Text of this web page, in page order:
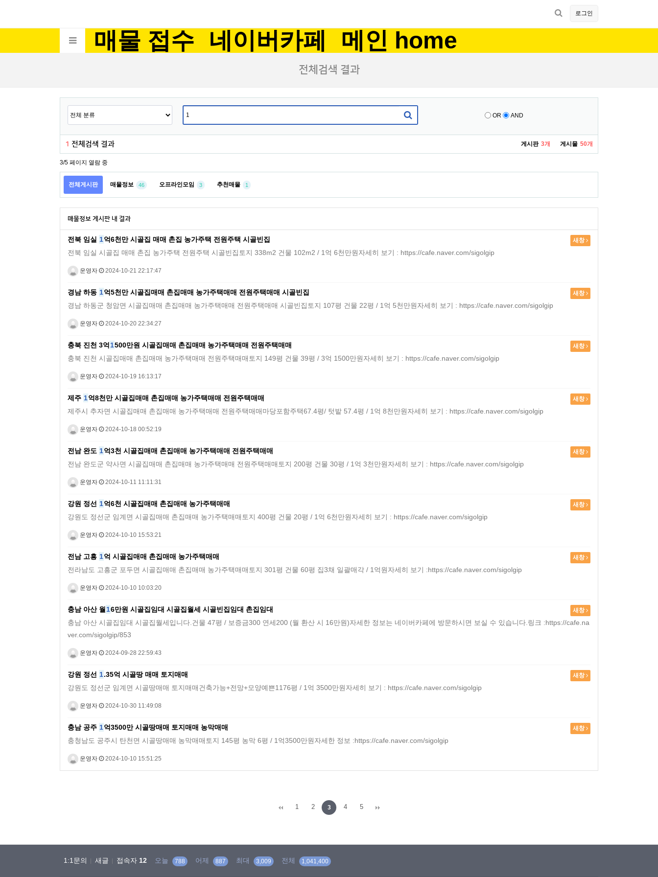
로그인
매물 접수 네이버카페 메인 home
전체검색 결과
OR AND
1 전체검색 결과 게시판 3개 게시물 50개
3/5 페이지 열람 중
전체게시판 매물정보 46 오프라인모임 3 추천매물 1
매물정보 게시판 내 결과
전북 임실 1억6천만 시골집 매매 촌집 농가주택 전원주택 시골빈집 새창
전북 임실 시골집 매매 촌집 농가주택 전원주택 시골빈집토지 338m2 건물 102m2 / 1억 6천만원자세히 보기 : https://cafe.naver.com/sigolgip
운영자 2024-10-21 22:17:47
경남 하동 1억5천만 시골집매매 촌집매매 농가주택매매 전원주택매매 시골빈집 새창
경남 하동군 청암면 시골집매매 촌집매매 농가주택매매 전원주택매매 시골빈집토지 107평 건물 22평 / 1억 5천만원자세히 보기 : https://cafe.naver.com/sigolgip
운영자 2024-10-20 22:34:27
충북 진천 3억 1500만원 시골집매매 촌집매매 농가주택매매 전원주택매매 새창
충북 진천 시골집매매 촌집매매 농가주택매매 전원주택매매토지 149평 건물 39평 / 3억 1500만원자세히 보기 : https://cafe.naver.com/sigolgip
운영자 2024-10-19 16:13:17
제주 1억8천만 시골집매매 촌집매매 농가주택매매 전원주택매매 새창
제주시 추자면 시골집매매 촌집매매 농가주택매매 전원주택매매마당포함주택67.4평/ 텃밭 57.4평 / 1억 8천만원자세히 보기 : https://cafe.naver.com/sigolgip
운영자 2024-10-18 00:52:19
전남 완도 1억3천 시골집매매 촌집매매 농가주택매매 전원주택매매 새창
전남 완도군 약사면 시골집매매 촌집매매 농가주택매매 전원주택매매토지 200평 건물 30평 / 1억 3천만원자세히 보기 : https://cafe.naver.com/sigolgip
운영자 2024-10-11 11:11:31
강원 정선 1억6천 시골집매매 촌집매매 농가주택매매 새창
강원도 정선군 임계면 시골집매매 촌집매매 농가주택매매토지 400평 건물 20평 / 1억 6천만원자세히 보기 : https://cafe.naver.com/sigolgip
운영자 2024-10-10 15:53:21
전남 고흥 1억 시골집매매 촌집매매 농가주택매매 새창
전라남도 고흥군 포두면 시골집매매 촌집매매 농가주택매매토지 301평 건물 60평 집3채 일괄매각 / 1억원자세히 보기 :https://cafe.naver.com/sigolgip
운영자 2024-10-10 10:03:20
충남 아산 월16만원 시골집임대 시골집월세 시골빈집임대 촌집임대 새창
충남 아산 시골집임대 시골집월세입니다.건물 47평 / 보증금300 연세200 (월 환산 시 16만원)자세한 정보는 네이버카페에 방문하시면 보실 수 있습니다.링크 :https://cafe.na
ver.com/sigolgip/853
운영자 2024-09-28 22:59:43
강원 정선 1.35억 시골땅 매매 토지매매 새창
강원도 정선군 임계면 시골땅매매 토지매매건축가능+전망+모양예쁜1176평 / 1억 3500만원자세히 보기 : https://cafe.naver.com/sigolgip
운영자 2024-10-30 11:49:08
충남 공주 1억3500만 시골땅매매 토지매매 농막매매 새창
충청남도 공주시 탄천면 시골땅매매 농막매매토지 145평 농막 6평 / 1억3500만원자세한 정보 :https://cafe.naver.com/sigolgip
운영자 2024-10-10 15:51:25
1 2 3 4 5
1:1문의 새글 접속자 12 오늘 788 어제 887 최대 3,009 전체 1,041,400